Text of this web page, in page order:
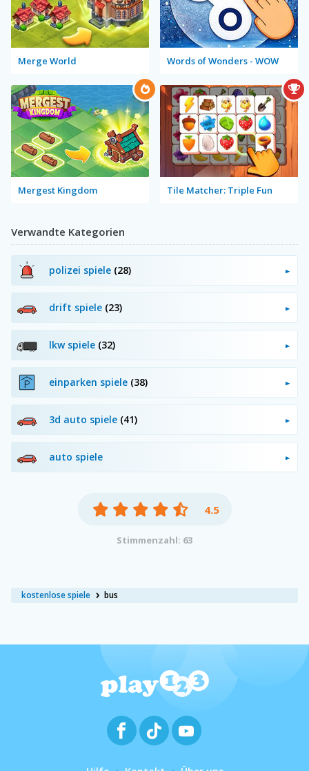
kostenlose spiele bus
Merge World Words of Wonders - WOW
Mergest Kingdom Tile Matcher: Triple Fun
Verwandte Kategorien
polizei spiele (28)
drift spiele (23)
lkw spiele (32)
einparken spiele (38)
3d auto spiele (41)
auto spiele
4.5
Stimmenzahl: 63